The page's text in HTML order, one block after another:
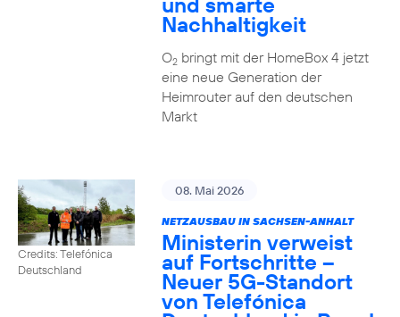
Nachhaltigkeit
O2bringt mit der HomeBox 4 jetzt
eine neue Generation der
Heimrouter auf den deutschen
Markt
Credits: Telefónica
Deutschland
08. Mai 2026
NETZAUSBAU IN SACHSEN-ANHALT
Ministerin verweist
auf Fortschritte –
Neuer 5G-Standort
von Telefónica